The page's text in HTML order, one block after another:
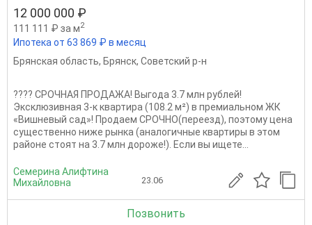
12 000 000 ₽
111 111 ₽ за м2
Ипотека от 63 869 ₽ в месяц
Брянская область, Брянск, Советский р-н
???? СРОЧНАЯ ПРОДАЖА! Выгода 3.7 млн рублей!
Эксклюзивная 3-к квартира (108.2 м²) в премиальном ЖК
«Вишневый сад»! Продаем СРОЧНО(переезд), поэтому цена
существенно ниже рынка (аналогичные квартиры в этом
районе стоят на 3.7 млн дороже!). Если вы ищете...
Семерина Алифтина
Михайловна
23.06
Позвонить